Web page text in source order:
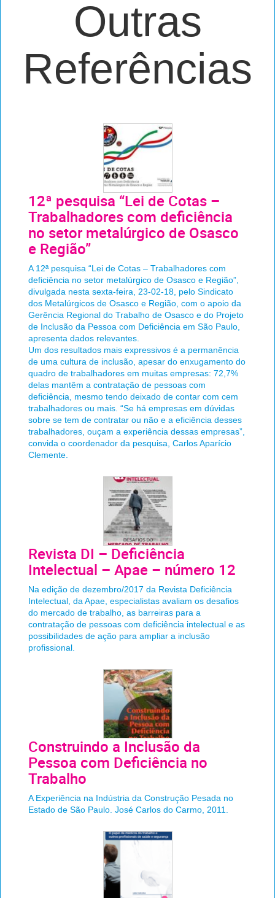
Outras
Referências
12ª pesquisa “Lei de Cotas –
Trabalhadores com deficiência
no setor metalúrgico de Osasco
e Região”
A 12ª pesquisa “Lei de Cotas – Trabalhadores com
deficiência no setor metalúrgico de Osasco e Região”,
divulgada nesta sexta-feira, 23-02-18, pelo Sindicato
dos Metalúrgicos de Osasco e Região, com o apoio da
Gerência Regional do Trabalho de Osasco e do Projeto
de Inclusão da Pessoa com Deficiência em São Paulo,
apresenta dados relevantes.
Um dos resultados mais expressivos é a permanência
de uma cultura de inclusão, apesar do enxugamento do
quadro de trabalhadores em muitas empresas: 72,7%
delas mantêm a contratação de pessoas com
deficiência, mesmo tendo deixado de contar com cem
trabalhadores ou mais. “Se há empresas em dúvidas
sobre se tem de contratar ou não e a eficiência desses
trabalhadores, ouçam a experiência dessas empresas”,
convida o coordenador da pesquisa, Carlos Aparício
Clemente.
Revista DI – Deficiência
Intelectual – Apae – número 12
Na edição de dezembro/2017 da Revista Deficiência
Intelectual, da Apae, especialistas avaliam os desafios
do mercado de trabalho, as barreiras para a
contratação de pessoas com deficiência intelectual e as
possibilidades de ação para ampliar a inclusão
profissional.
Construindo a Inclusão da
Pessoa com Deficiência no
Trabalho
A Experiência na Indústria da Construção Pesada no
Estado de São Paulo. José Carlos do Carmo, 2011.